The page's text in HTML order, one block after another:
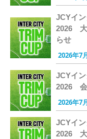
JCYイン
2026 大
らせ
2026年7
JCYイン
2026 会
2026年7
JCYイン
2026 大